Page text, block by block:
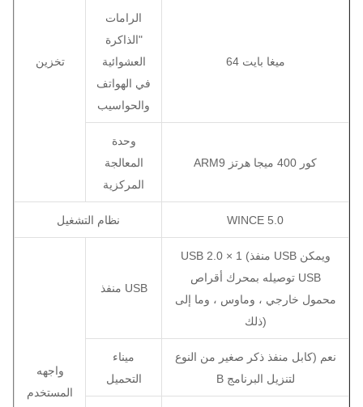
تخزين
الرامات
"الذاكرة
العشوائية
في الهواتف
والحواسيب
64 ميغا بايت
وحدة
المعالجة
المركزية
ARM9 كور 400 ميجا هرتز
نظام التشغيل WINCE 5.0
واجهه
المستخدم
منفذ USB
USB 2.0 × 1 (منفذ USB ويمكن
توصيله بمحرك أقراص USB
محمول خارجي ، وماوس ، وما إلى
ذلك)
ميناء
التحميل
نعم (كابل منفذ ذكر صغير من النوع
B لتنزيل البرنامج